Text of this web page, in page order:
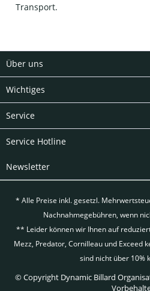
Transport.
Über uns
Wichtiges
Service
Service Hotline
Newsletter
* Alle Preise inkl. gesetzl.
Nachnahmegebühren, wenn
** Leider können wir Ihnen auf
Mezz, Predator, Cornilleau und Exceed
sind nicht über 10%
© Copyright Dynamic Billard